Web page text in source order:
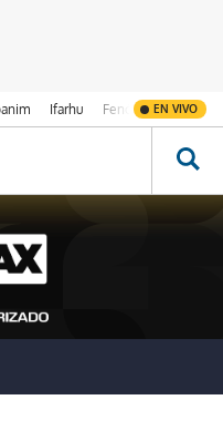
Ifarhu Fenómeno de El
EN VIVO